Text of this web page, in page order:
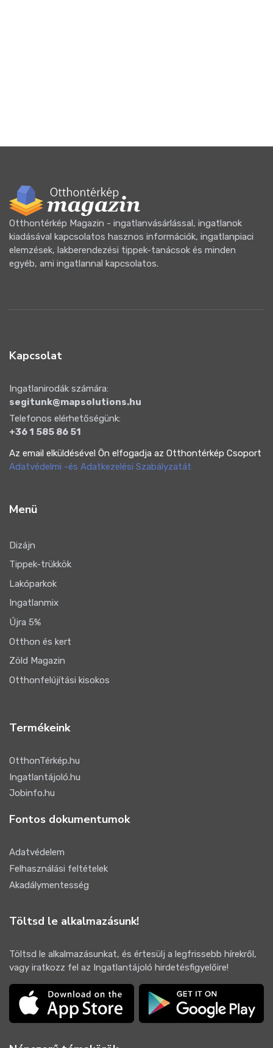
Otthontérkép Magazin - ingatlanvásárlással, ingatlanok
kiadásával kapcsolatos hasznos információk, ingatlanpiaci
elemzések, lakberendezési tippek-tanácsok és minden
egyéb, ami ingatlannal kapcsolatos.
Kapcsolat
Ingatlanirodák számára:
segitunk@mapsolutions.hu
Telefonos elérhetőségünk:
+36 1 585 86 51
Az email elküldésével Ön elfogadja az Otthontérkép Csoport
Adatvédelmi -és Adatkezelési Szabályzatát
Menü
Dizájn
Tippek-trükkök
Lakóparkok
Ingatlanmix
Újra 5%
Otthon és kert
Zöld Magazin
Otthonfelújítási kisokos
Termékeink
OtthonTérkép.hu
Ingatlantájoló.hu
Jobinfo.hu
Fontos dokumentumok
Adatvédelem
Felhasználási feltételek
Akadálymentesség
Töltsd le alkalmazásunk!
Töltsd le alkalmazásunkat, és értesülj a legfrissebb hírekről,
vagy iratkozz fel az Ingatlantájoló hirdetésfigyelőire!